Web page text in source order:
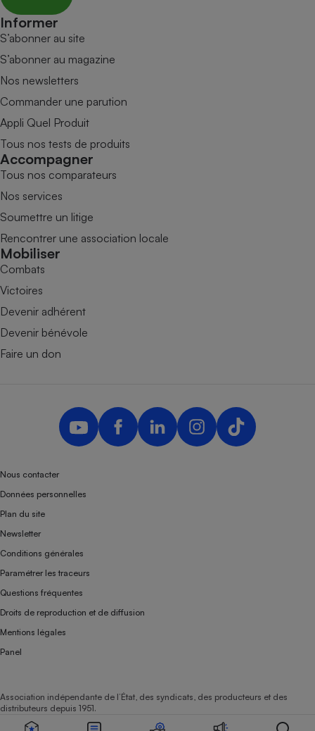
Informer
S’abonner au site
S’abonner au magazine
Nos newsletters
Commander une parution
Appli Quel Produit
Tous nos tests de produits
Accompagner
Tous nos comparateurs
Nos services
Soumettre un litige
Rencontrer une association locale
Mobiliser
Combats
Victoires
Devenir adhérent
Devenir bénévole
Faire un don
Nous contacter
Données personnelles
Plan du site
Newsletter
Conditions générales
Paramétrer les traceurs
Questions fréquentes
Droits de reproduction et de diffusion
Mentions légales
Panel
Association indépendante de l’État, des syndicats, des producteurs et des
distributeurs depuis 1951.